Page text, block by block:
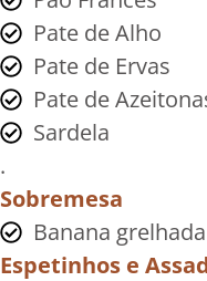
Pate de Alho
Pate de Ervas
Pate de
Sardela
.
Sobremesa
Banana
Espetinhos e